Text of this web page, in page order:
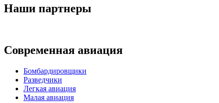
Наши партнеры
Современная авиация
Бомбардировщики
Разведчики
Легкая авиация
Малая авиация